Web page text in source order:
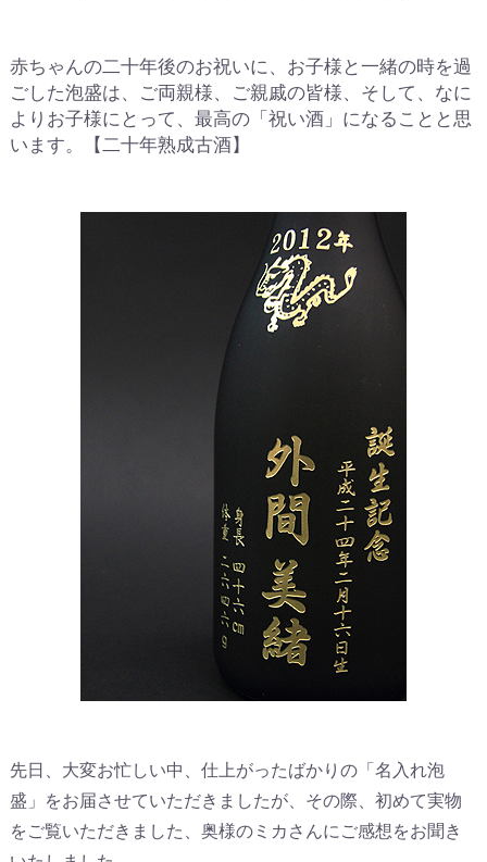
赤ちゃんの二十年後のお祝いに、お子様と一緒の時を過
ごした泡盛は、ご両親様、ご親戚の皆様、そして、なに
よりお子様にとって、最高の「祝い酒」になることと思
います。【二十年熟成古酒】
先日、大変お忙しい中、仕上がったばかりの「名入れ泡
盛」をお届させていただきましたが、その際、初めて実物
をご覧いただきました、奥様のミカさんにご感想をお聞き